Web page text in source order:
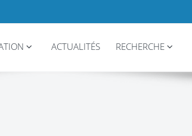
ACTUALITÉS RECHERCHE